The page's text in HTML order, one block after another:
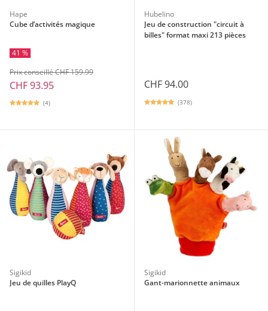
Hape
Cube d’activités magique
41 %
CHF 93.95
Prix conseillé CHF 159.99
(4)
Hubelino
Jeu de construction "circuit à
billes" format maxi 213 pièces
CHF 94.00
(378)
Sigikid
Jeu de quilles PlayQ
Sigikid
Gant-marionnette animaux